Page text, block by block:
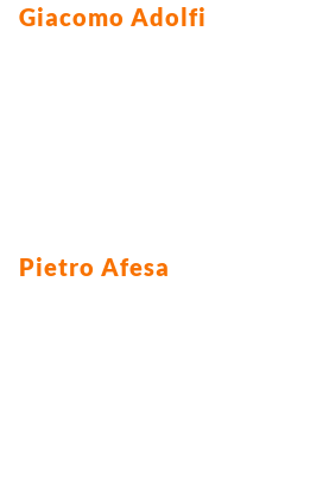
Giacomo Adolfi
Pietro Afesa